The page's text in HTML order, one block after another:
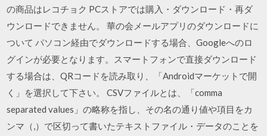
の商品はレコチョク PCストアでは購入・ダウンロード・再ダ
ウンロードできません。 華の会メールアプリのダウンロードに
ついて パソコン経由でダウンロードする場合、Googleへのロ
グインが必要となります。スマートフォンで直接ダウンロード
する場合は、QRコードを読み取り、「Androidマーケットで開
く」を選択して下さい。 CSVファイルとは、「comma
separated values」の略称を指し、その名の通り値や項目をカ
ンマ（,）で区切って書いたテキストファイル・データのことを